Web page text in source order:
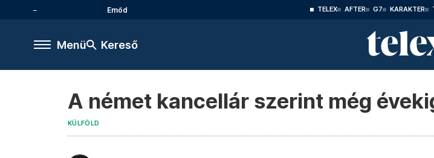
Emőd TELEX AFTER G7 KARAKTER
Menü Kereső
A német kancellár szerint még
KÜLFÖLD